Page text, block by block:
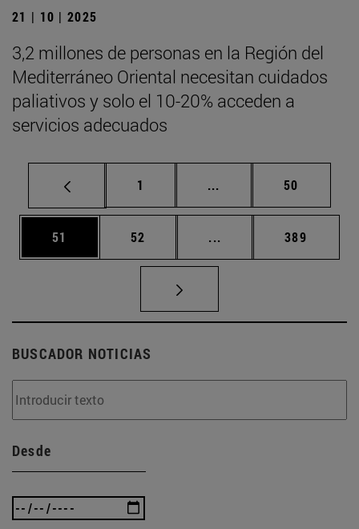
21 | 10 | 2025
3,2 millones de personas en la Región del
Mediterráneo Oriental necesitan cuidados
paliativos y solo el 10-20% acceden a
servicios adecuados
Página
1 ... Páginas intermedias
Página
50
Página
51 Página
52 ... Páginas intermedias
Página
389
BUSCADOR NOTICIAS
Desde